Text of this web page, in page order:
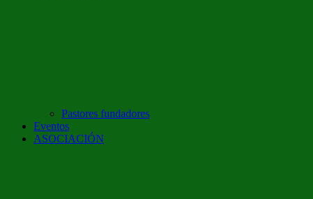
Pastores fundadores
Eventos
ASOCIACIÓN